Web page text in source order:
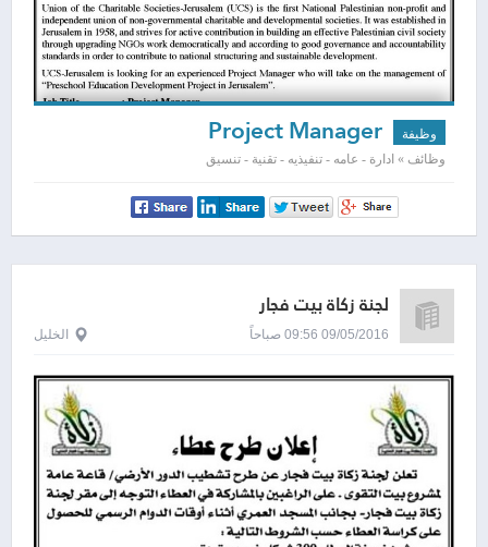
وظيفة
وظائف » ادارة - عامه - تنفيذيه - تقنية - تنسيق
لجنة زكاة بيت فجار
09/05/2016 09:56 صباحاً الخليل